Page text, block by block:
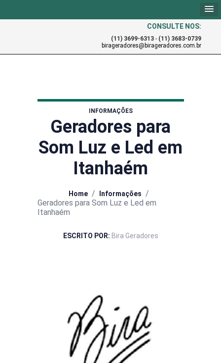
CONSULTE NOS:
(11) 3699-6313 - (11) 3683-0739
birageradores@birageradores.com.br
INFORMAÇÕES
Geradores para
Som Luz e Led em
Itanhaém
Home / Informações /
Geradores para Som Luz e Led em
Itanhaém
ESCRITO POR: Bira Geradores